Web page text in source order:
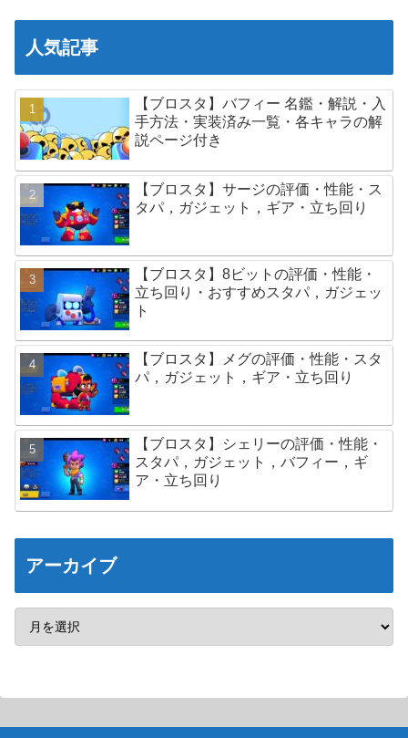
人気記事
【ブロスタ】バフィー 名鑑・解説・入
手方法・実装済み一覧・各キャラの解
説ページ付き
【ブロスタ】サージの評価・性能・ス
タパ，ガジェット，ギア・立ち回り
【ブロスタ】8ビットの評価・性能・
立ち回り・おすすめスタパ，ガジェッ
ト
【ブロスタ】メグの評価・性能・スタ
パ，ガジェット，ギア・立ち回り
【ブロスタ】シェリーの評価・性能・
スタパ，ガジェット，バフィー，ギ
ア・立ち回り
アーカイブ